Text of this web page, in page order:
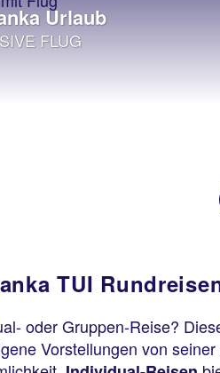
Urlaub
FLUG
TUI
oder Gruppen-Reise?
Vorstellungen von